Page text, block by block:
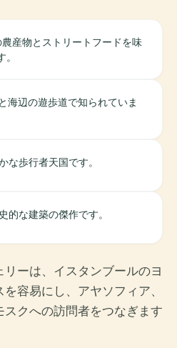
産物とストリートフードを味
海辺の遊歩道で知られていま
な歩行者天国です。
的な建築の傑作です。
ーは、イスタンブールのヨ
容易にし、アヤソフィア、
スクへの訪問者をつなぎます